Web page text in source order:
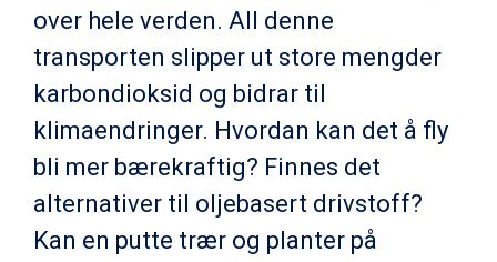
over hele verden. All denne
transporten slipper ut store mengder
karbondioksid og bidrar til
klimaendringer. Hvordan kan det å fly
bli mer bærekraftig? Finnes det
alternativer til oljebasert drivstoff?
Kan en putte trær og planter på